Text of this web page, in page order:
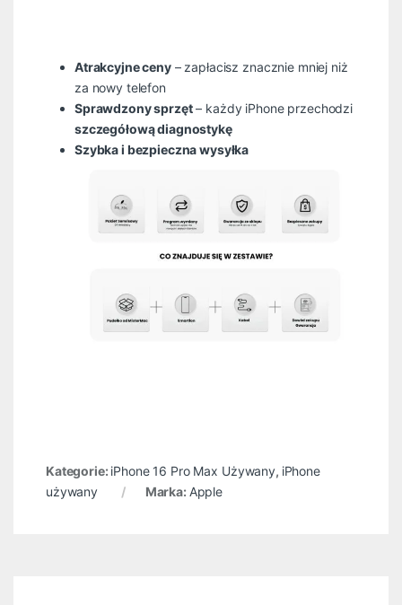
Atrakcyjne ceny– zapłacisz znacznie mniej niż
za nowy telefon
Sprawdzony sprzęt– każdy iPhone przechodzi
szczegółową diagnostykę
Szybka i bezpieczna wysyłka
Kategorie: iPhone 16 Pro Max Używany, iPhone
używany
Marka: Apple